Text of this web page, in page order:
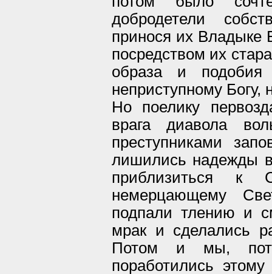
добродетели
принося их Владыке
посредством их
образа и
неприступному
Но поелику
врага диавола
преступниками
лишились надежды
приблизиться к
немерцающему
подпали тлению и
мрак и сделались
Потом и мы,
поработились